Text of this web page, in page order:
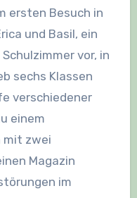
ersten Besuch in
und Basil, ein
vor, in
sechs Klassen
verschiedener
einem
mit zwei
Magazin
im